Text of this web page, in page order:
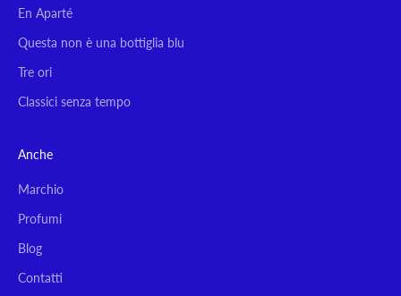
En Aparté
Questa non è una bottiglia blu
Tre ori
Classici senza tempo
Anche
Marchio
Profumi
Blog
Contatti